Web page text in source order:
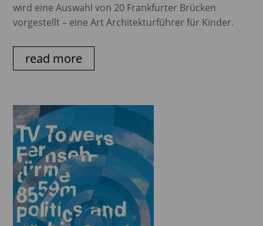
wird eine Auswahl von 20 Frankfurter Brücken
vorgestellt – eine Art Architekturführer für Kinder.
read more